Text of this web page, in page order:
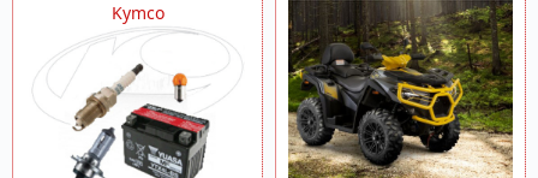
Kymco